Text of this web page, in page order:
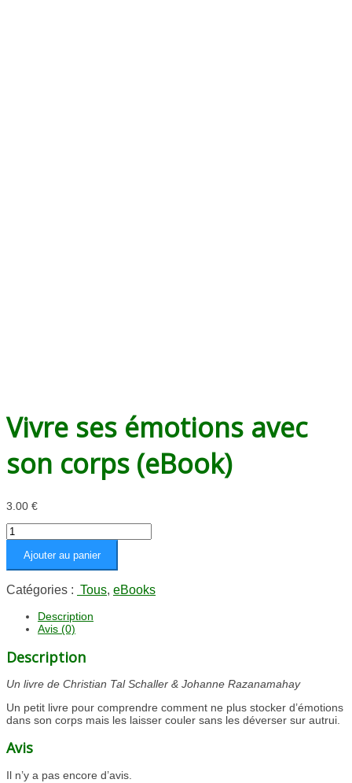
Vivre ses émotions avec
son corps (eBook)
3.00 €
quantité
de
Vivre
ses
émotions
corps
Ajouter au panier
Catégories : Tous, eBooks
Description
Avis (0)
Description
Un livre de Christian Tal Schaller & Johanne Razanamahay
Un petit livre pour comprendre comment ne plus stocker d’émotions
dans son corps mais les laisser couler sans les déverser sur autrui.
Avis
Il n’y a pas encore d’avis.